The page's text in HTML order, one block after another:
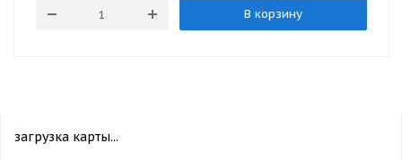
В корзину
загрузка карты...